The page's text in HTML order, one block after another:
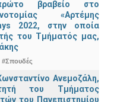
βραβείο στο
«Αρτέμης
2022, στην οποία
του Τμήματός μας,
#Σπουδές
Ανεμοζάλη,
του Τμήματος
του Πανεπιστημίου